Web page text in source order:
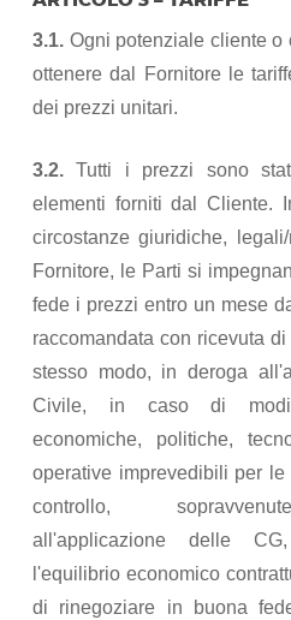
3.1.Ogni potenziale cliente o
ottenere dal Fornitore le
dei prezzi unitari.
3.2.Tutti i prezzi sono
elementi forniti dal Cliente.
circostanze giuridiche,
Fornitore, le Parti si
fede i prezzi entro un mese
raccomandata con ricevuta
stesso modo, in deroga
Civile, in caso di
economiche, politiche,
operative imprevedibili per
controllo,
all'applicazione delle
l'equilibrio economico
di rinegoziare in buona